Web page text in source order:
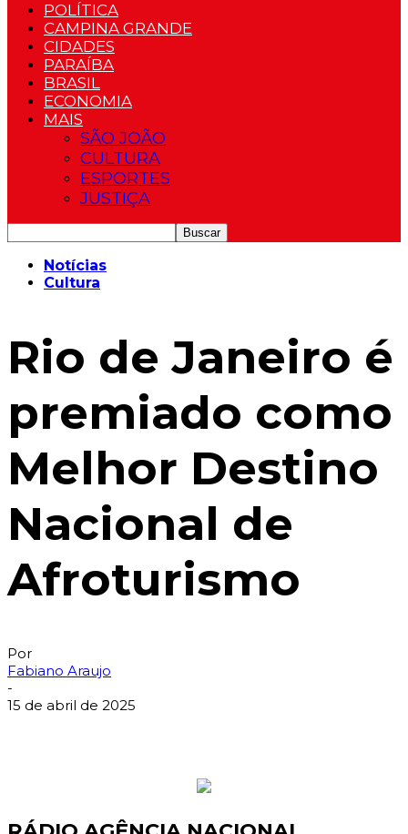
POLÍTICA
CAMPINA GRANDE
CIDADES
PARAÍBA
BRASIL
ECONOMIA
MAIS
SÃO JOÃO
CULTURA
ESPORTES
JUSTIÇA
Notícias
Cultura
Rio de Janeiro é
premiado como
Melhor Destino
Nacional de
Afroturismo
Por
Fabiano Araujo
-
15 de abril de 2025